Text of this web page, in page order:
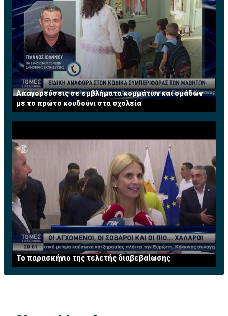
Απαγορεύσεις σε εμβλήματα κομμάτων και ομάδων
με το πρώτο κουδούνι στα σχολεία
Το παρασκήνιο της τελετής διαβεβαίωσης